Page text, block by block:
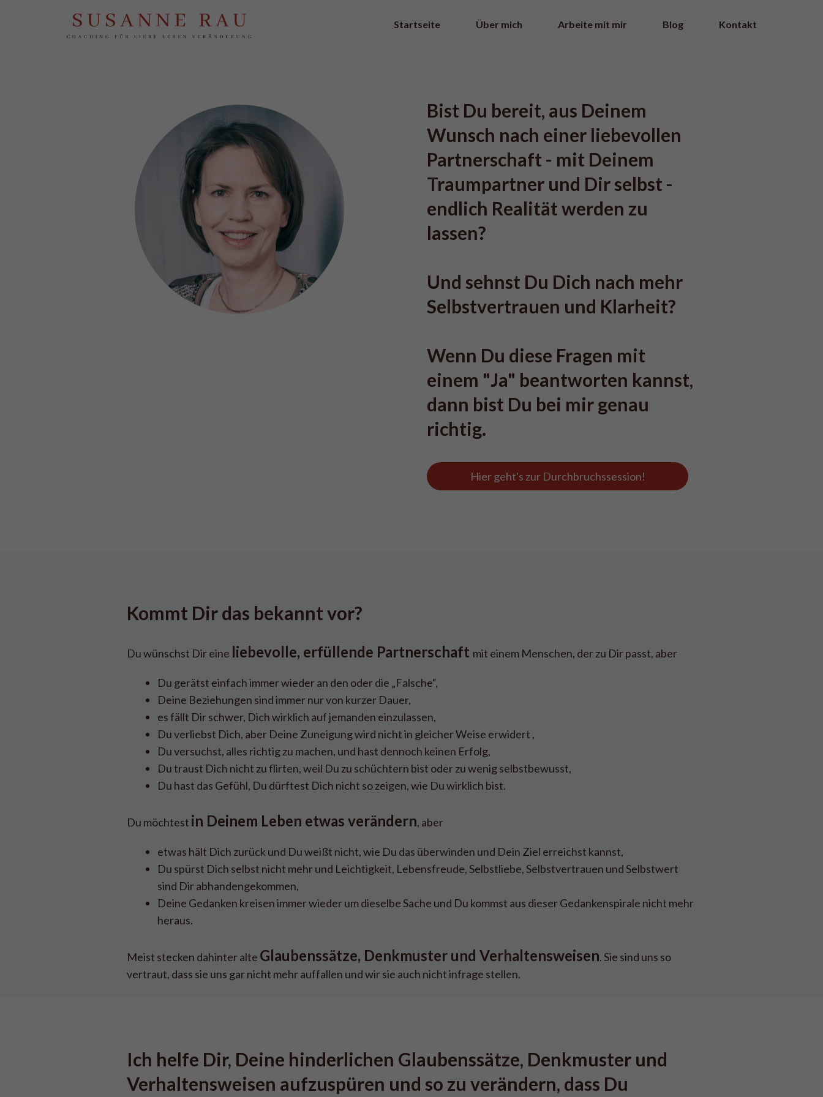
Startseite Über mich Arbeite mit mir Blog Kontakt
Bist Du bereit, aus Deinem
Wunsch nach einer liebevollen
Partnerschaft - mit Deinem
Traumpartner und Dir selbst -
endlich Realität werden zu
lassen?
Und sehnst Du Dich nach mehr
Selbstvertrauen und Klarheit?
Wenn Du diese Fragen mit
einem "Ja" beantworten kannst,
dann bist Du bei mir genau
richtig.
Hier geht's zur Durchbruchssession!
Kommt Dir das bekannt vor?
Du wünschst Dir eine liebevolle, erfüllende Partnerschaft mit einem Menschen, der zu Dir passt, aber
Du gerätst einfach immer wieder an den oder die „Falsche“,
Deine Beziehungen sind immer nur von kurzer Dauer,
es fällt Dir schwer, Dich wirklich auf jemanden einzulassen,
Du verliebst Dich, aber Deine Zuneigung wird nicht in gleicher Weise erwidert ,
Du versuchst, alles richtig zu machen, und hast dennoch keinen Erfolg,
Du traust Dich nicht zu flirten, weil Du zu schüchtern bist oder zu wenig selbstbewusst,
Du hast das Gefühl, Du dürftest Dich nicht so zeigen, wie Du wirklich bist.
Du möchtest in Deinem Leben etwas verändern, aber
etwas hält Dich zurück und Du weißt nicht, wie Du das überwinden und Dein Ziel erreichst kannst,
Du spürst Dich selbst nicht mehr und Leichtigkeit, Lebensfreude, Selbstliebe, Selbstvertrauen und Selbstwert
sind Dir abhandengekommen,
Deine Gedanken kreisen immer wieder um dieselbe Sache und Du kommst aus dieser Gedankenspirale nicht mehr
heraus.
Meist stecken dahinter alte Glaubenssätze, Denkmuster und Verhaltensweisen. Sie sind uns so
vertraut, dass sie uns gar nicht mehr auffallen und wir sie auch nicht infrage stellen.
Ich helfe Dir, Deine hinderlichen Glaubenssätze, Denkmuster und
Verhaltensweisen aufzuspüren und so zu verändern, dass Du